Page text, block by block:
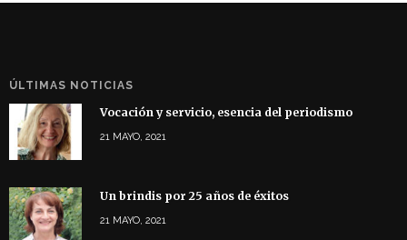
ÚLTIMAS NOTICIAS
Vocación y servicio, esencia del periodismo
21 MAYO, 2021
Un brindis por 25 años de éxitos
21 MAYO, 2021